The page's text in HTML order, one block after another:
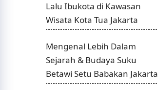
Lalu Ibukota di Kawasan
Wisata Kota Tua Jakarta
Mengenal Lebih Dalam
Sejarah & Budaya Suku
Betawi Setu Babakan Jakarta